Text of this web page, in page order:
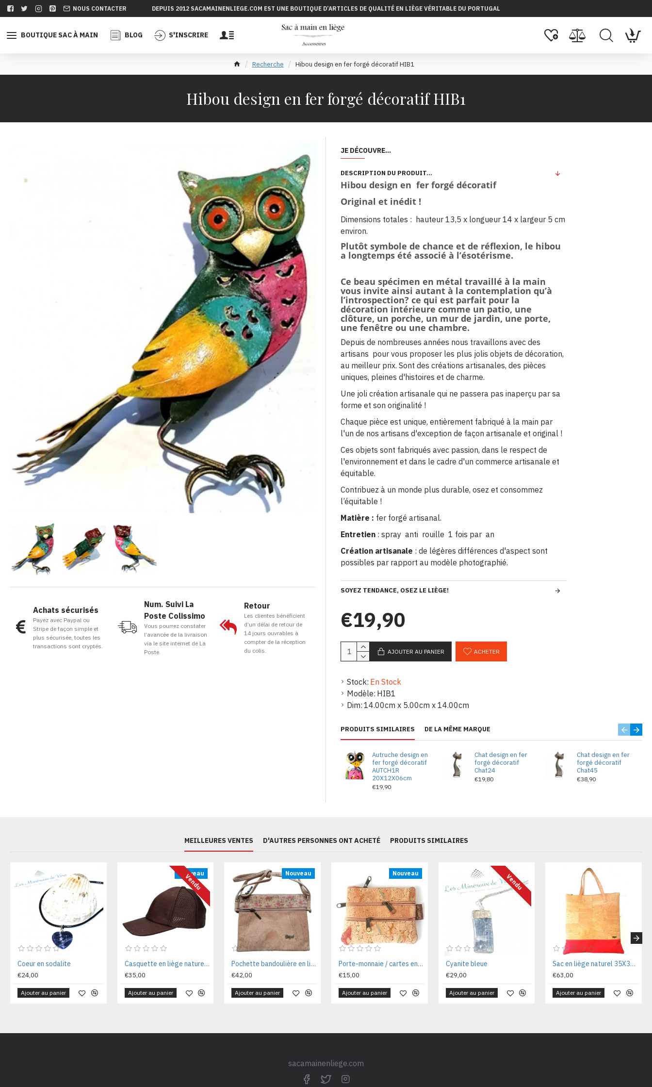
NOUS CONTACTER DEPUIS 2012 SACAMAINENLIEGE.COM EST UNE BOUTIQUE D’ARTICLES DE QUALITÉ EN LIÈGE VÉRITABLE DU PORTUGAL
BOUTIQUE SAC À MAIN BLOG S'INSCRIRE
Recherche Hibou design en fer forgé décoratif HIB1
Hibou design en fer forgé décoratif HIB1
Achats sécurisés
Payez avec Paypal ou
Stripe de façon simple et
plus sécurisée, toutes les
transactions sont cryptés.
Num. Suivi La
Poste Colissimo
Vous pourrez constater
l’avancée de la livraison
via le site internet de La
Poste.
Retour
Les clientes bénéficient
d’un délai de retour de
14 jours ouvrables à
compter de la réception
du colis.
JE DÉCOUVRE...
DESCRIPTION DU PRODUIT...
Hibou design en fer forgé décoratif
Original et inédit !
Dimensions totales : hauteur 13,5 x longueur 14 x largeur 5 cm
environ.
Plutôt symbole de chance et de réflexion, le hibou
a longtemps été associé à l’ésotérisme.
Ce beau spécimen en métal travaillé à la main
vous invite ainsi autant à la contemplation qu’à
l’introspection? ce qui est parfait pour la
décoration intérieure comme un patio, une
clôture, un porche, un mur de jardin, une porte,
une fenêtre ou une chambre.
Depuis de nombreuses années nous travaillons avec des
artisans pour vous proposer les plus jolis objets de décoration,
au meilleur prix. Sont des créations artisanales, des pièces
uniques, pleines d'histoires et de charme.
Une joli création artisanale qui ne passera pas inaperçu par sa
forme et son originalité !
Chaque pièce est unique, entièrement fabriqué à la main par
l'un de nos artisans d'exception de façon artisanale et original !
Ces objets sont fabriqués avec passion, dans le respect de
l'environnement et dans le cadre d'un commerce artisanale et
équitable.
Contribuez à un monde plus durable, osez et consommez
l’équitable !
Matière : fer forgé artisanal.
Entretien : spray anti rouille 1 fois par an
Création artisanale : de légères différences d'aspect sont
possibles par rapport au modèle photographié.
SOYEZ TENDANCE, OSEZ LE LIÈGE!
Stock: En Stock
Modèle: HIB1
Dim: 14.00cm x 5.00cm x 14.00cm
€19,90
AJOUTER AU PANIER ACHETER
PRODUITS SIMILAIRES DE LA MÊME MARQUE
Autruche design en
fer forgé décoratif
AUTCH1R
20X12X06cm
€19,90
Chat design en fer
forgé décoratif
Chat24
€19,80
Chat design en fer
forgé décoratif
Chat45
€38,90
MEILLEURES VENTES D'AUTRES PERSONNES ONT ACHETÉ PRODUITS SIMILAIRES
Coeur en sodalite
€24,00
Ajouter au panier
Nouveau
Vendu
Casquette en liège naturel coton rede MSCAQTMR58 Tl n.58
€35,00
Ajouter au panier
Nouveau
Pochette bandoulière en liège naturel dore 22 x 17 x 03 cm CA1011FL
€42,00
Ajouter au panier
Nouveau
Porte-monnaie / cartes en liège naturel 12x 09 x 02 cm CA1073OLR
€15,00
Ajouter au panier
Vendu
Cyanite bleue
€29,00
Ajouter au panier
Sac en liège naturel 35X36X05CM CA1030R
€63,00
Ajouter au panier
sacamainenliege.com